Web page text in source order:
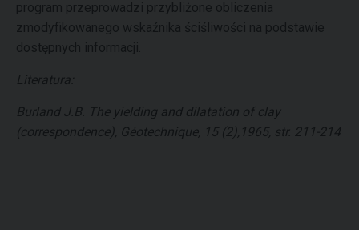
program przeprowadzi przybliżone obliczenia
zmodyfikowanego wskaźnika ściśliwości na podstawie
dostępnych informacji.
Literatura:
Burland J.B. The yielding and dilatation of clay
(correspondence), Géotechnique, 15 (2),1965, str. 211-214